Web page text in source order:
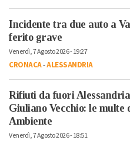
Incidente tra due auto a
ferito grave
Venerdì, 7 Agosto 2026 - 19:27
CRONACA-ALESSANDRIA
Rifiuti da fuori
Giuliano Vecchio: le
Ambiente
Venerdì, 7 Agosto 2026 - 18:51